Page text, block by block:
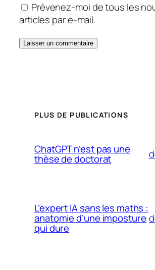
Prévenez-moi de tous les
articles par e-mail.
PLUS DE PUBLICATIONS
ChatGPT n’est pas une
thèse de doctorat
L’expert IA sans les maths :
anatomie d’une imposture
qui dure